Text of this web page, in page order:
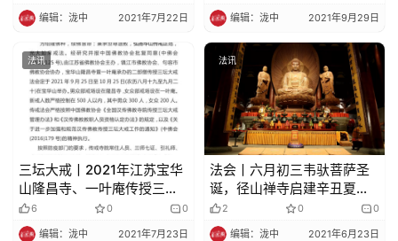
编辑：泷中 2021年7月22日 编辑：泷中 2021年9月29日
法讯
三坛大戒丨2021年江苏宝华
山隆昌寺、一叶庵传授三坛
大戒及居士戒通启
6 0 0
编辑：泷中 2021年7月23日
法讯
法会丨六月初三韦驮菩萨圣
诞，径山禅寺启建辛丑夏护
国息灾冥阳两利水陆法会通
启
2 0 0
编辑：泷中 2021年6月23日